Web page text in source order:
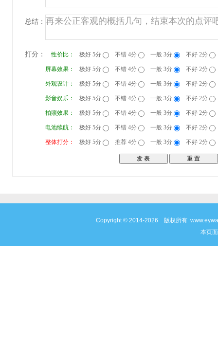
总结：
打分： 性价比： 极好 5分 不错 4分 一般 3分 不好 2分
屏幕效果： 极好 5分 不错 4分 一般 3分 不好 2分
外观设计： 极好 5分 不错 4分 一般 3分 不好 2分
影音娱乐： 极好 5分 不错 4分 一般 3分 不好 2分
拍照效果： 极好 5分 不错 4分 一般 3分 不好 2分
电池续航： 极好 5分 不错 4分 一般 3分 不好 2分
整体打分： 极好 5分 推荐 4分 一般 3分 不好 2分
Copyright © 2014-2026 版权所有
本页